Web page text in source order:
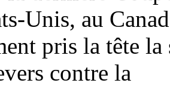
Unis, au
pris la tête
contre la